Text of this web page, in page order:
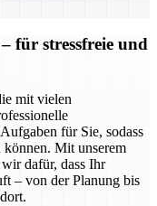
für stressfreie und
mit vielen
für Sie, sodass
können. Mit unserem
dafür, dass Ihr
– von der Planung bis